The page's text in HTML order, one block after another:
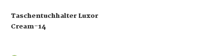
Taschentuchhalter Luxor
Cream-14